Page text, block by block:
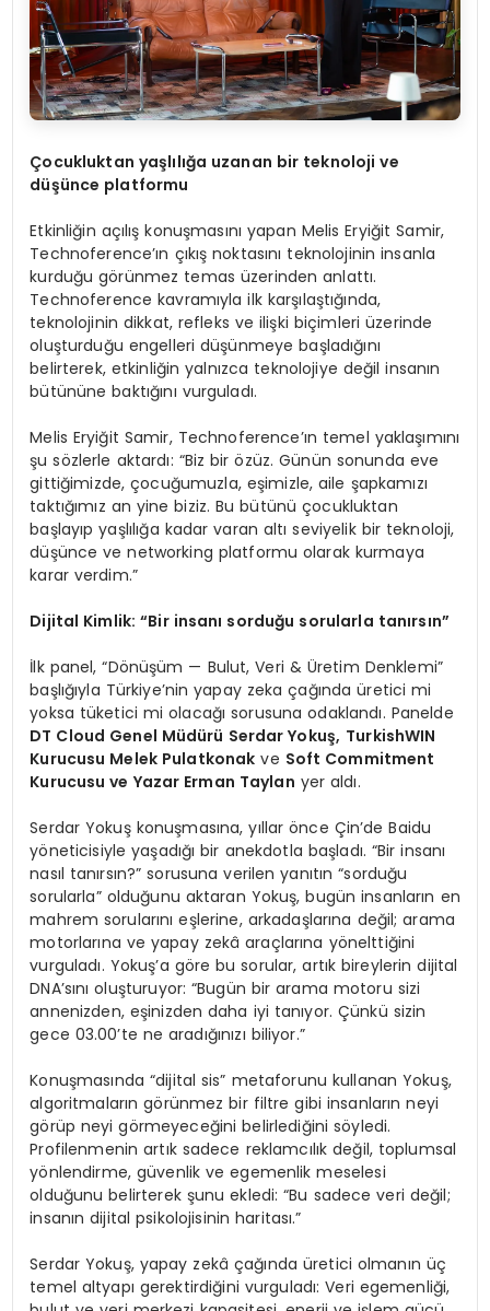
Çocukluktan yaşlılığa uzanan bir teknoloji ve
düşünce platformu
Etkinliğin açılış konuşmasını yapan Melis Eryiğit Samir,
Technoference’ın çıkış noktasını teknolojinin insanla
kurduğu görünmez temas üzerinden anlattı.
Technoference kavramıyla ilk karşılaştığında,
teknolojinin dikkat, refleks ve ilişki biçimleri üzerinde
oluşturduğu engelleri düşünmeye başladığını
belirterek, etkinliğin yalnızca teknolojiye değil insanın
bütününe baktığını vurguladı.
Melis Eryiğit Samir, Technoference’ın temel yaklaşımını
şu sözlerle aktardı: “Biz bir özüz. Günün sonunda eve
gittiğimizde, çocuğumuzla, eşimizle, aile şapkamızı
taktığımız an yine biziz. Bu bütünü çocukluktan
başlayıp yaşlılığa kadar varan altı seviyelik bir teknoloji,
düşünce ve networking platformu olarak kurmaya
karar verdim.”
Dijital Kimlik: “Bir insanı sorduğu sorularla tanırsın”
İlk panel, “Dönüşüm — Bulut, Veri & Üretim Denklemi”
başlığıyla Türkiye’nin yapay zeka çağında üretici mi
yoksa tüketici mi olacağı sorusuna odaklandı. Panelde
DT Cloud Genel Müdürü Serdar Yokuş, TurkishWIN
Kurucusu Melek Pulatkonak ve Soft Commitment
Kurucusu ve Yazar Erman Taylan yer aldı.
Serdar Yokuş konuşmasına, yıllar önce Çin’de Baidu
yöneticisiyle yaşadığı bir anekdotla başladı. “Bir insanı
nasıl tanırsın?” sorusuna verilen yanıtın “sorduğu
sorularla” olduğunu aktaran Yokuş, bugün insanların en
mahrem sorularını eşlerine, arkadaşlarına değil; arama
motorlarına ve yapay zekâ araçlarına yönelttiğini
vurguladı. Yokuş’a göre bu sorular, artık bireylerin dijital
DNA’sını oluşturuyor: “Bugün bir arama motoru sizi
annenizden, eşinizden daha iyi tanıyor. Çünkü sizin
gece 03.00’te ne aradığınızı biliyor.”
Konuşmasında “dijital sis” metaforunu kullanan Yokuş,
algoritmaların görünmez bir filtre gibi insanların neyi
görüp neyi görmeyeceğini belirlediğini söyledi.
Profilenmenin artık sadece reklamcılık değil, toplumsal
yönlendirme, güvenlik ve egemenlik meselesi
olduğunu belirterek şunu ekledi: “Bu sadece veri değil;
insanın dijital psikolojisinin haritası.”
Serdar Yokuş, yapay zekâ çağında üretici olmanın üç
temel altyapı gerektirdiğini vurguladı: Veri egemenliği,